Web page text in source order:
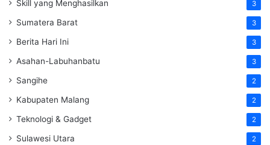
Skill yang Menghasilkan 3
Sumatera Barat 3
Berita Hari Ini 3
Asahan-Labuhanbatu 3
Sangihe 2
Kabupaten Malang 2
Teknologi & Gadget 2
Sulawesi Utara 2